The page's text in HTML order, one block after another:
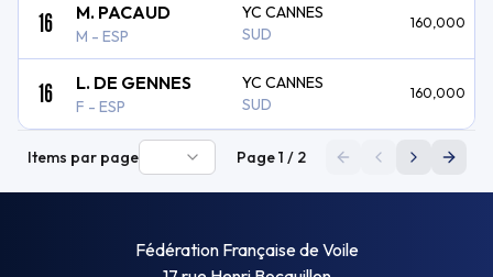
16 M. PACAUD
M - ESP
YC CANNES
SUD
160,000
16 L. DE GENNES
F - ESP
YC CANNES
SUD
160,000
Items par page Page1 / 2 Première page
PagePage
Fédération Française de Voile